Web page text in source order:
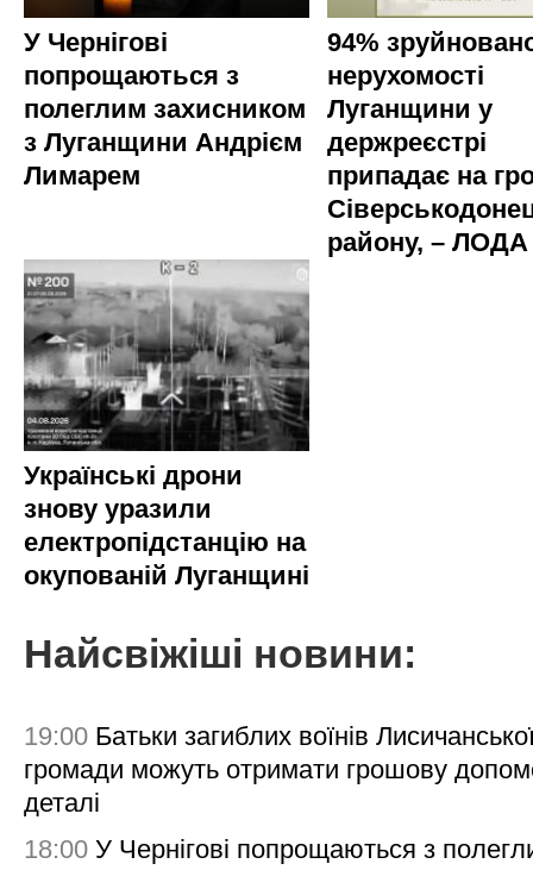
У Чернігові
попрощаються з
полеглим захисником
з Луганщини Андрієм
Лимарем
94%
нерухомості
Луганщини у
держреєстрі
припадає на
району, – ЛОДА
Українські дрони
знову уразили
електропідстанцію на
окупованій Луганщині
Найсвіжіші новини:
19:00 Батьки загиблих воїнів
громади можуть отримати грошову
деталі
18:00 У Чернігові попрощаються з